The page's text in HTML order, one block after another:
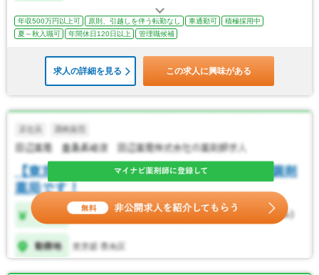
年収500万円以上可 原則、引越しを伴う転勤なし 車通勤可
積極採用中
夏～秋入職可
年間休日120日以上 管理職候補
求人の詳細を見る この求人に興味がある